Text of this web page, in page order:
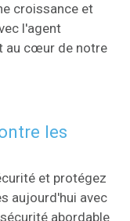
croissance et
l'agent
au cœur de notre
les
et protégez
aujourd'hui avec
abordable